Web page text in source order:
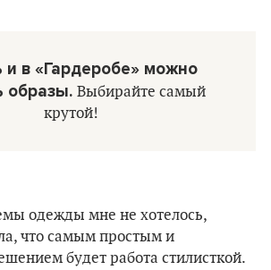
и в «Гардеробе» можно
образы. Выбирайте самый
крутой!
одежды мне не хотелось,
что самым простым и
будет работа стилисткой.